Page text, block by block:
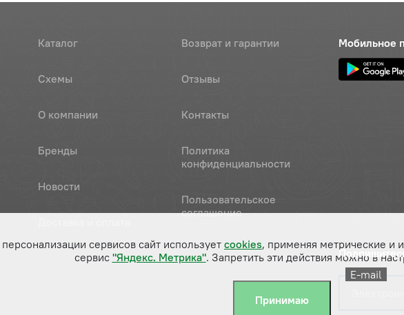
Каталог
Схемы
О компании
Бренды
Новости
Возврат и гарантии
Отзывы
Контакты
Политика
конфиденциальности
Пользовательское
соглашение
Мобильное
E-mail
сервисов сайт использует cookies, применяя метрические и
сервис "Яндекс. Метрика". Запретить эти действия можно в
Принимаю